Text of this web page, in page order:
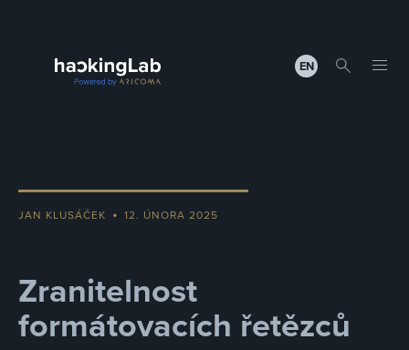
EN
JAN KLUSÁČEK • 12. ÚNORA 2025
Zranitelnost
formátovacích řetězců